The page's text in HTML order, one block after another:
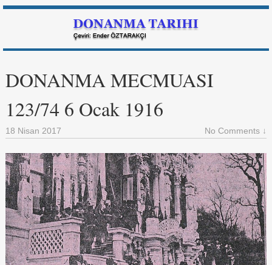
DONANMA MECMUASI
123/74 6 Ocak 1916
18 Nisan 2017 No Comments ↓